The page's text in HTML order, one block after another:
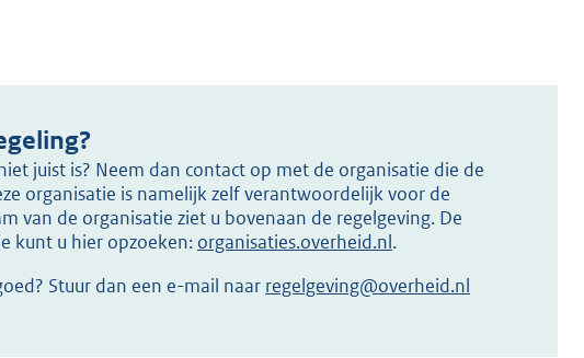
juist is? Neem dan contact op met de organisatie die de
organisatie is namelijk zelf verantwoordelijk voor de
van de organisatie ziet u bovenaan de regelgeving. De
kunt u hier opzoeken: organisaties.overheid.nl.
Stuur dan een e-mail naar regelgeving@overheid.nl